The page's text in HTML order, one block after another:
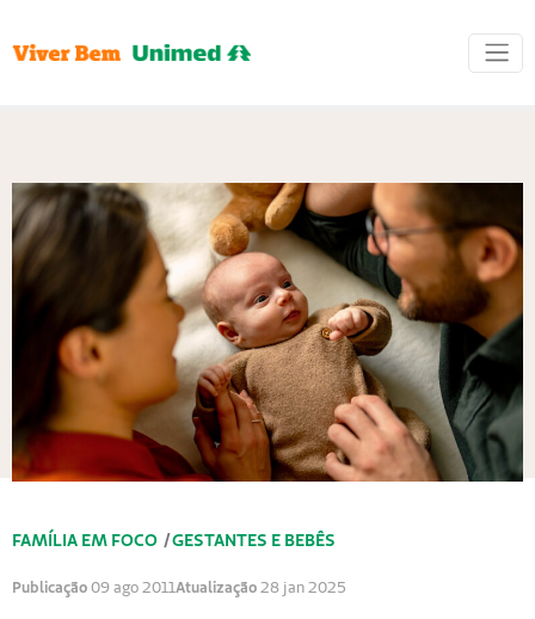
FAMÍLIA EM FOCO /GESTANTES E BEBÊS
Publicação09 ago 2011Atualização28 jan 2025